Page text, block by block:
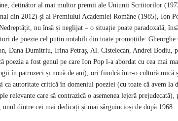
deținător al mai multor premii ale Uniunii Scriitorilor
din 2012) și al Premiului Academiei Române (1985), Ion
nu însă și neglijat – o situație poate paradoxală,
de poezie cel puțin notabili din toate promoțiile: Gheorghe
Dana Dumitriu, Irina Petraș, Al. Cistelecan, Andrei Bodiu,
poezia a fost genul pe care Ion Pop l-a abordat cu cea mai
în patruzeci și nouă de ani), ori fiindcă într-o cultură mică
ca autoritate critică în domeniul poeziei (cu toate că avem
relevante care să contrazică o asemenea lejeră
unul dintre cei mai dedicați și mai sârguincioși de după 1968.